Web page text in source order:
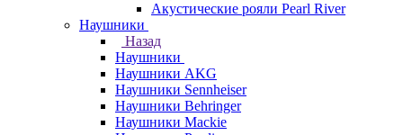
Акустические рояли Pearl River
Наушники
Назад
Наушники
Наушники AKG
Наушники Sennheiser
Наушники Behringer
Наушники Mackie